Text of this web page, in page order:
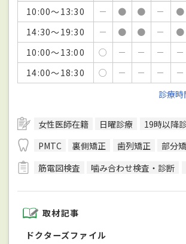
10:00～13:30
－ ● ● － ●
14:30～19:30
－ ● ● － ●
10:00～13:00
○ － － － －
14:00～18:30
○ － － － －
診療
女性医師在籍 日曜診療 19時以降
PMTC
裏側矯正 歯列矯正 部分
筋電図検査
噛み合わせ検査・診断
取材記事
ドクターズファイル